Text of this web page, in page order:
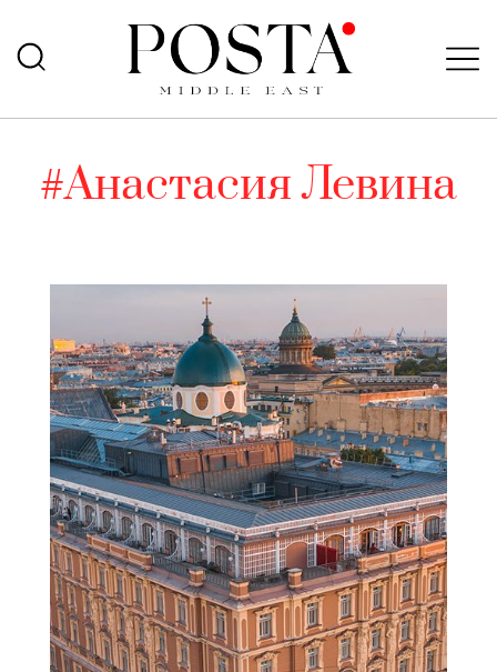
#Анастасия Левина